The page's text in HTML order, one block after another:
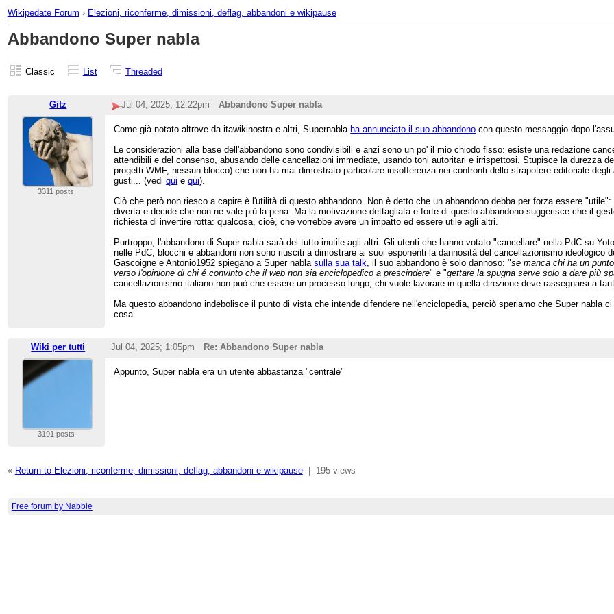
Wikipedate Forum › Elezioni, riconferme, dimissioni, deflag, abbandoni e wikipause
Abbandono Super nabla
Classic List Threaded
Gitz Jul 04, 2025; 12:22pm Abbandono Super nabla
3311 posts
Come già notato altrove da itawikinostra e altri, Supernabla ha annunciato il suo abbandono con questo messaggio dopo
Le considerazioni alla base dell'abbandono sono condivisibili e anzi sono un po' il mio chiodo fisso: esiste una redazione
attendibili e del consenso, abusando delle cancellazioni immediate, usando toni autoritari e irrispettosi. Stupisce la durezza
progetti WMF, nessun blocco) che non ha mai dimostrato particolare insofferenza nei confronti dello strapotere editoriale
gusti... (vediqui equi).
Ciò che però non riesco a capire è l'utilità di questo abbandono. Non è detto che un abbandono debba per forza essere
diverta e decide che non ne vale più la pena. Ma la motivazione dettagliata e forte di questo abbandono suggerisce che il
richiesta di invertire rotta: qualcosa, cioè, che vorrebbe avere un impatto ed essere utile agli altri.
Purtroppo, l'abbandono di Super nabla sarà del tutto inutile agli altri. Gli utenti che hanno votato "cancellare" nella PdC su
nelle PdC, blocchi e abbandoni non sono riusciti a dimostrare ai suoi esponenti la dannosità del cancellazionismo ideologico
Gascoigne e Antonio1952 spiegano a Super nablasulla sua talk, il suo abbandono è solo dannoso: "se manca chi ha un
verso l'opinione di chi é convinto che il web non sia enciclopedico a prescindere" e "gettare la spugna serve solo a dare più
cancellazionismo italiano non può che essere un processo lungo; chi vuole lavorare in quella direzione deve rassegnarsi a
Ma questo abbandono indebolisce il punto di vista che intende difendere nell'enciclopedia, perciò speriamo che Super nabla
cosa.
Wiki per tutti Jul 04, 2025; 1:05pm Re: Abbandono Super nabla
3191 posts
Appunto, Super nabla era un utente abbastanza "centrale"
« Return to Elezioni, riconferme, dimissioni, deflag, abbandoni e wikipause| 195 views
Free forum by Nabble